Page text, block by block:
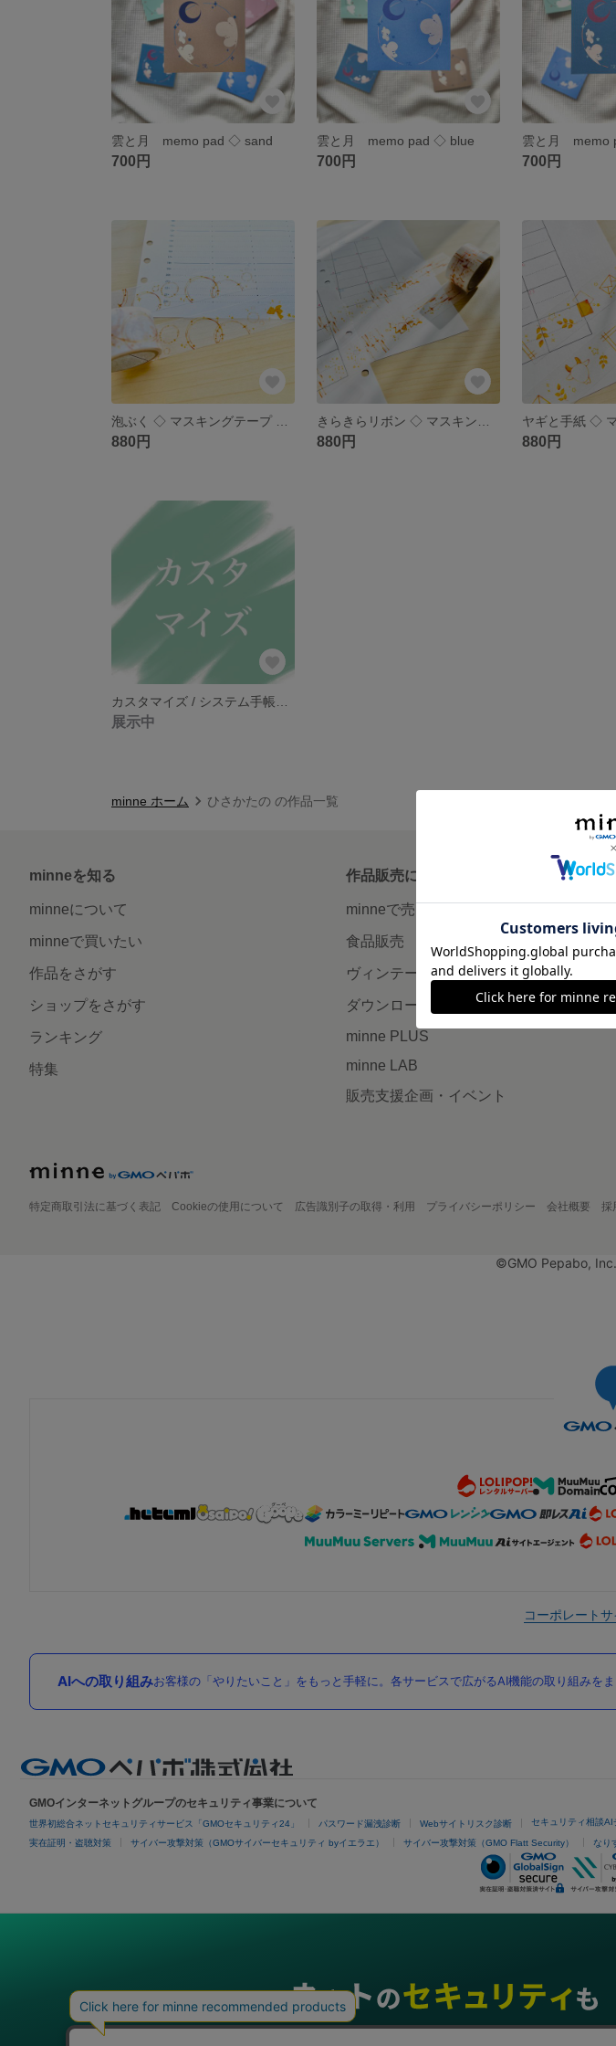
雲と月 memo pad ◇ sand
700円
雲と月 memo pad ◇ blue
700円 700円
880円 880円 880円
展示中
minne ホーム ひさかたの の作品一覧
minneを知る
minneについて
minneで買いたい
作品をさがす
ショップをさがす
ランキング
特集
作品販売について
minneで売りたい
食品販売
ヴィンテージ販売
ダウンロード販売
minne PLUS
minne LAB
販売支援企画・イベント
特定商取引法に基づく表記 Cookieの使用について 広告識別子の取得・利用 プライバシーポリシー 会社概要 採
©GMO Pepabo,
コーポレートサ
AIへの取り組みお客様の「やりたいこと」をもっと手軽に。各サービスで広がるAI機能の取り組みをま
GMOインターネットグループのセキュリティ事業について
世界初総合ネットセキュリティサービス「GMOセキュリティ24」 パスワード漏洩診断 Webサイトリスク診断 セキュリティ相談AI
実在証明・盗聴対策 サイバー攻撃対策（GMOサイバーセキュリティ byイエラエ） サイバー攻撃対策（GMO Flatt Security） なり